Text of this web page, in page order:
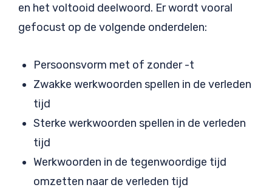
en het voltooid deelwoord. Er wordt vooral
gefocust op de volgende onderdelen:
Persoonsvorm met of zonder -t
Zwakke werkwoorden spellen in de verleden
tijd
Sterke werkwoorden spellen in de verleden
tijd
Werkwoorden in de tegenwoordige tijd
omzetten naar de verleden tijd